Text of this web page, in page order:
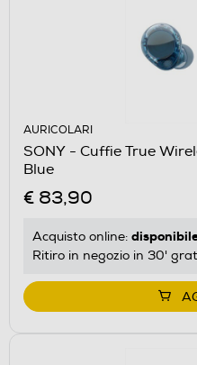
AURICOLARI
SONY - Cuffie True
Blue
€ 83,90
Acquisto online:
Ritiro in negozio in 30'